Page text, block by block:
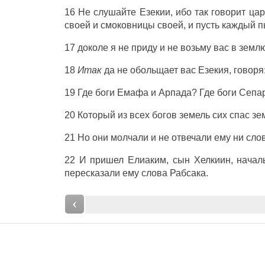
16 Неслушайте Езекии, ибо так говорит
своей и смоковницы своей, и пусть каждый
17 доколе я не придуи не возьмувас в
18 Итакда не обольщаетвас Езекия, говоря
19 Где боги Емафа и Арпада? Где боги
20 Который из всех богов земельсих спас
21 Но они молчали и не отвечали ему ни
22 И пришел Елиаким, сын Хелкиин,
пересказали ему слова Рабсака.
‹